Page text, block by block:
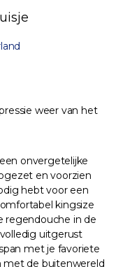
weer van het
onvergetelijke
en voorzien
hebt voor een
kingsize
regendouche in de
uitgerust
met je favoriete
met de buitenwereld